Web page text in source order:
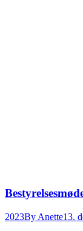
2023By Anette13.